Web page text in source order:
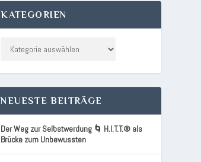
KATEGORIEN
NEUESTE BEITRÄGE
Der Weg zur Selbstwerdung 🌀 H.I.T.T.® als
Brücke zum Unbewussten